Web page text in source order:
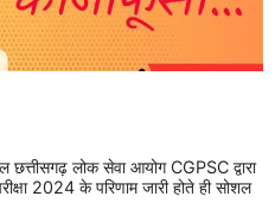
लोक सेवा आयोग CGPSC द्वारा
2024 के परिणाम जारी होते ही सोशल